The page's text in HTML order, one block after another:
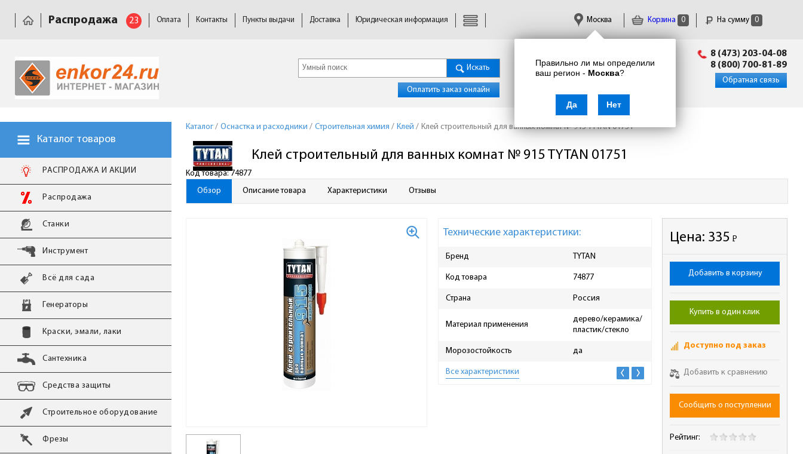
Корзина 0 На сумму 0
Правильно ли мы определили
ваш регион - Москва?
Да Нет
Москва
Распродажа 23 Оплата Контакты Пункты выдачи Доставка Юридическая информация
Искать
Оплатить заказ онлайн
info@enkor24.ru
8 (473) 203-04-08
8 (800) 700-81-89
Обратная связь
Каталог товаров
РАСПРОДАЖА И АКЦИИ
Распродажа
Станки
Инструмент
Всё для сада
Генераторы
Краски, эмали, лаки
Сантехника
Средства защиты
Строительное оборудование
Фрезы
Каталог / Оснастка и расходники / Строительная химия / Клей / Клей строительный для ванных комнат № 915 TYTAN 01751
Код товара: 74877
Клей строительный для ванных комнат № 915 TYTAN 01751
Обзор Описание товара Характеристики Отзывы
Технические характеристики:
Бренд TYTAN
Код товара 74877
Страна Россия
Материал применения
дерево/керамика/
пластик/стекло
Морозостойкость да
Вид тары
Тип клея
Высота упаковки, мм
Все характеристики
Цена: 335Р
-
Добавить в корзину
Купить в один клик
Доступно под заказ
Добавить к сравнению
Сообщить о поступлении
Рейтинг: